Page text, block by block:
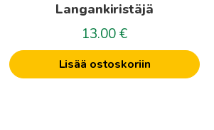
Langankiristäjä
13.00 €
Lisää ostoskoriin